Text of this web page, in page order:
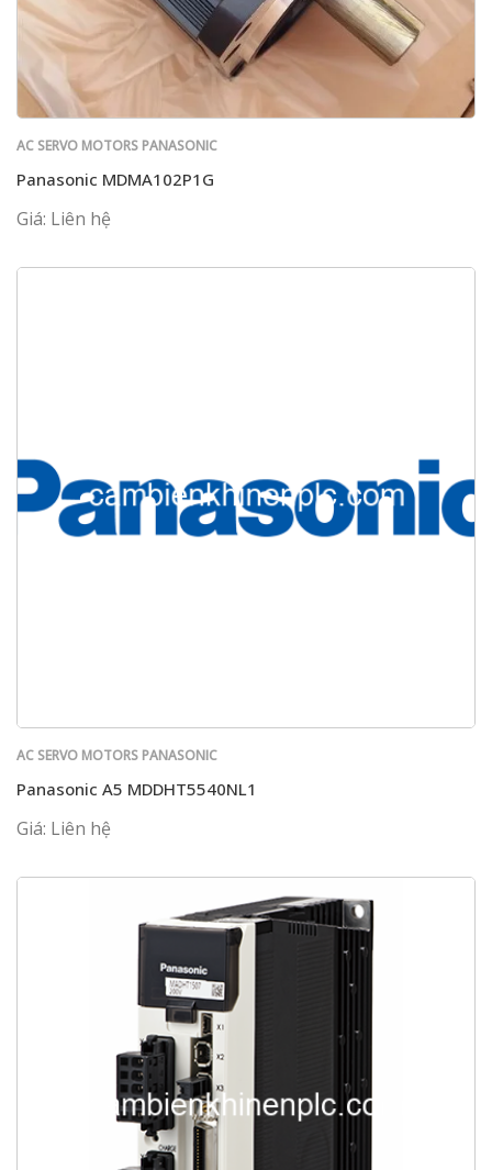
AC SERVO MOTORS PANASONIC
Panasonic MDMA102P1G
Giá: Liên hệ
AC SERVO MOTORS PANASONIC
Panasonic A5 MDDHT5540NL1
Giá: Liên hệ